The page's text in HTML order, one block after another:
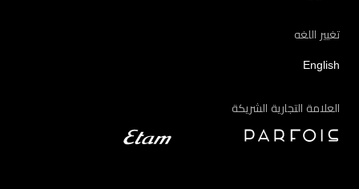
تغيير اللغه
English
العلامة التجارية الشريكة